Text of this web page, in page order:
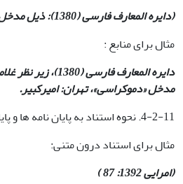
(دایره المعارف فارسی (1380): ذیل مدخل «دموکراسی»)
مثال برای منابع :
مدخل «دموکراسی»، تهران: امیرکبیر.
4-2-11. نحوه استناد به پایان نامه ها و پایان نامه ها:
مثال برای استناد درون متنی:
(امرایی 1392: 87 )